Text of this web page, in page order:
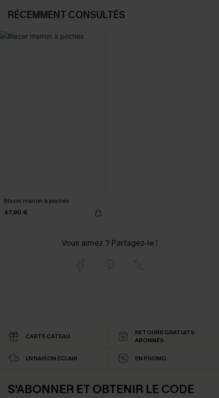
RÉCEMMENT CONSULTÉS
Blazer marron à poches
47,90 €
Vous aimez ? Partagez-le !
CARTE CATEAU
RETOURS GRATUITS
ABONNÉS
LIVRAISON ÉCLAIR EN PROMO
S'ABONNER ET OBTENIR LE CODE